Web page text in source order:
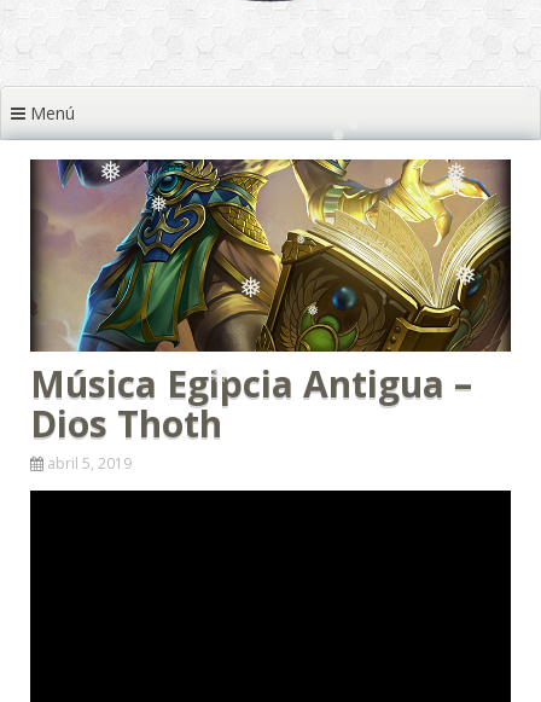
❅
❅
❅
❅
❅
❅
❅
❅
❅
❅
Menú
Música Egipcia Antigua –
Dios Thoth
abril 5, 2019